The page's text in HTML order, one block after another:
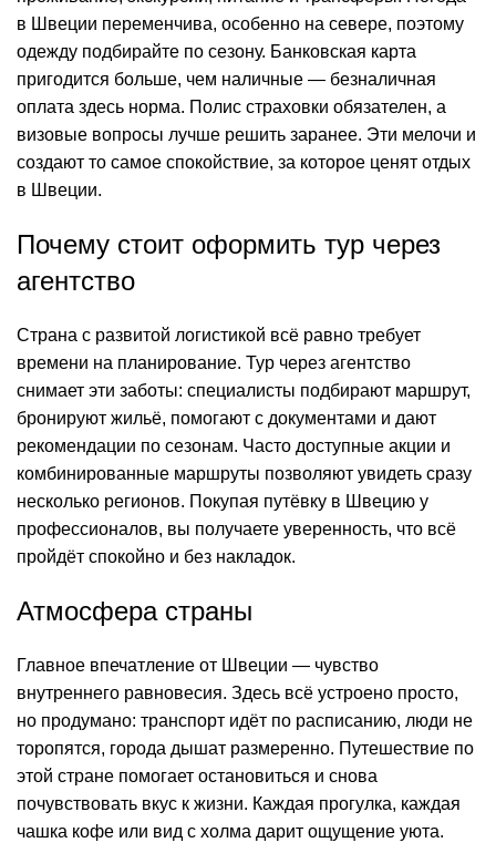
в Швеции переменчива, особенно на севере, поэтому
одежду подбирайте по сезону. Банковская карта
пригодится больше, чем наличные — безналичная
оплата здесь норма. Полис страховки обязателен, а
визовые вопросы лучше решить заранее. Эти мелочи и
создают то самое спокойствие, за которое ценят отдых
в Швеции.
Почему стоит оформить тур через
агентство
Страна с развитой логистикой всё равно требует
времени на планирование. Тур через агентство
снимает эти заботы: специалисты подбирают маршрут,
бронируют жильё, помогают с документами и дают
рекомендации по сезонам. Часто доступные акции и
комбинированные маршруты позволяют увидеть сразу
несколько регионов. Покупая путёвку в Швецию у
профессионалов, вы получаете уверенность, что всё
пройдёт спокойно и без накладок.
Атмосфера страны
Главное впечатление от Швеции — чувство
внутреннего равновесия. Здесь всё устроено просто,
но продумано: транспорт идёт по расписанию, люди не
торопятся, города дышат размеренно. Путешествие по
этой стране помогает остановиться и снова
почувствовать вкус к жизни. Каждая прогулка, каждая
чашка кофе или вид с холма дарит ощущение уюта.